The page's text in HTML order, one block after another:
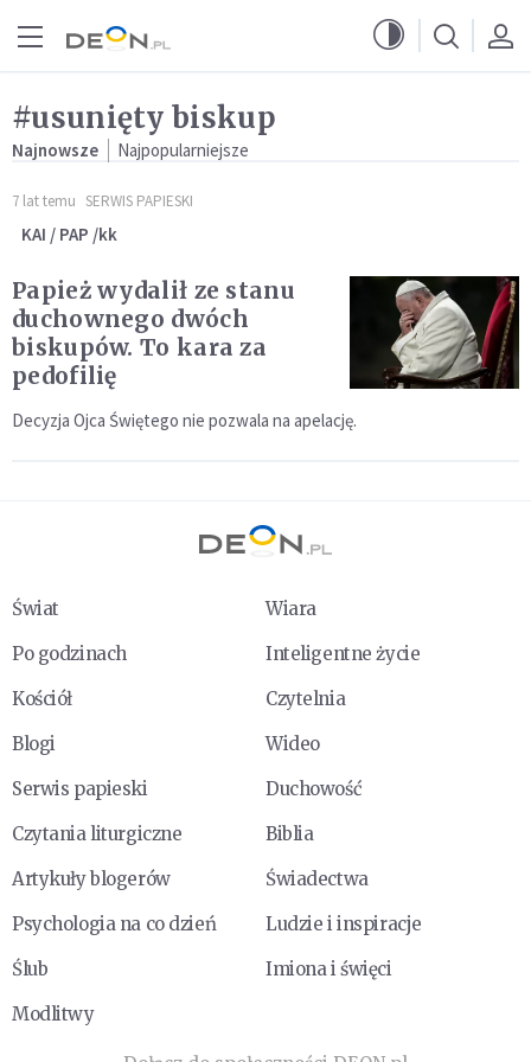
#usunięty biskup
Najnowsze Najpopularniejsze
7 lat temu SERWIS PAPIESKI
KAI / PAP /kk
Papież wydalił ze stanu
duchownego dwóch
biskupów. To kara za
pedofilię
Decyzja Ojca Świętego nie pozwala na apelację.
Świat
Wiara
Po godzinach
Inteligentne życie
Kościół
Czytelnia
Blogi
Wideo
Serwis papieski
Duchowość
Czytania liturgiczne
Biblia
Artykuły blogerów
Świadectwa
Psychologia na co dzień
Ludzie i inspiracje
Ślub
Imiona i święci
Modlitwy